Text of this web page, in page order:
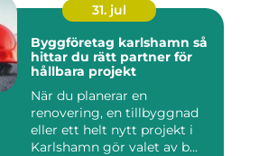
31. jul
Byggföretag karlshamn så
hittar du rätt partner för
hållbara projekt
När du planerar en
renovering, en tillbyggnad
eller ett helt nytt projekt i
Karlshamn gör valet av b...